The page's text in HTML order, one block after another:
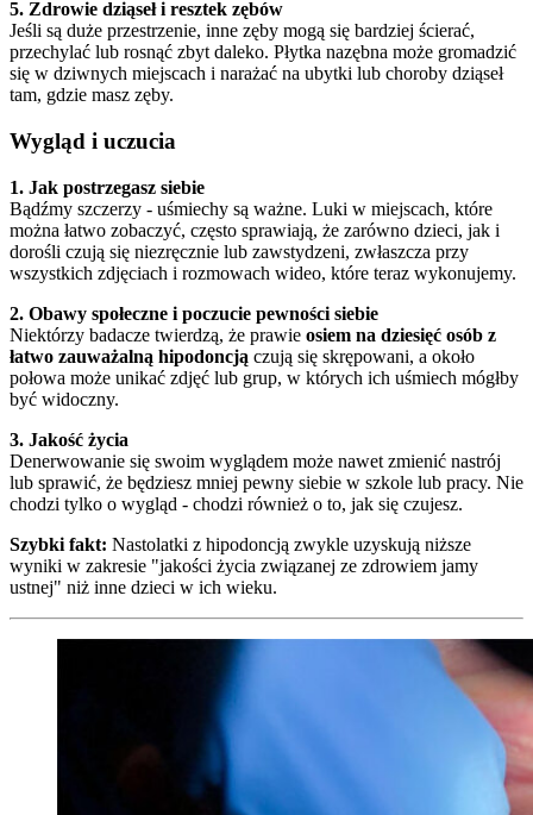
5. Zdrowie dziąseł i resztek zębów
Jeśli są duże przestrzenie, inne zęby mogą się bardziej ścierać,
przechylać lub rosnąć zbyt daleko. Płytka nazębna może gromadzić
się w dziwnych miejscach i narażać na ubytki lub choroby dziąseł
tam, gdzie masz zęby.
Wygląd i uczucia
1. Jak postrzegasz siebie
Bądźmy szczerzy - uśmiechy są ważne. Luki w miejscach, które
można łatwo zobaczyć, często sprawiają, że zarówno dzieci, jak i
dorośli czują się niezręcznie lub zawstydzeni, zwłaszcza przy
wszystkich zdjęciach i rozmowach wideo, które teraz wykonujemy.
2. Obawy społeczne i poczucie pewności siebie
Niektórzy badacze twierdzą, że prawie osiem na dziesięć osób z
łatwo zauważalną hipodoncją czują się skrępowani, a około
połowa może unikać zdjęć lub grup, w których ich uśmiech mógłby
być widoczny.
3. Jakość życia
Denerwowanie się swoim wyglądem może nawet zmienić nastrój
lub sprawić, że będziesz mniej pewny siebie w szkole lub pracy. Nie
chodzi tylko o wygląd - chodzi również o to, jak się czujesz.
Szybki fakt: Nastolatki z hipodoncją zwykle uzyskują niższe
wyniki w zakresie "jakości życia związanej ze zdrowiem jamy
ustnej" niż inne dzieci w ich wieku.